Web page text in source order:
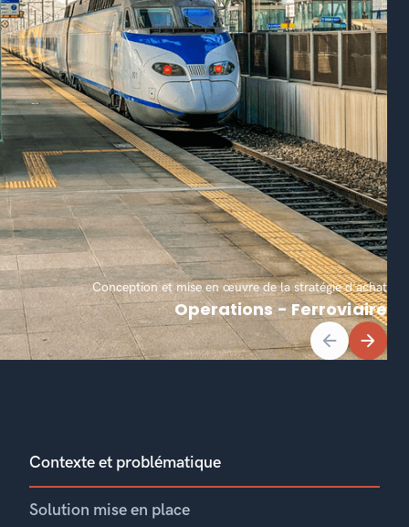
Conception et mise en œuvre de la stratégie d'achat
Operations - Ferroviaire
Contexte et problématique
Solution mise en place